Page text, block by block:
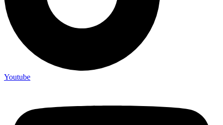
Youtube